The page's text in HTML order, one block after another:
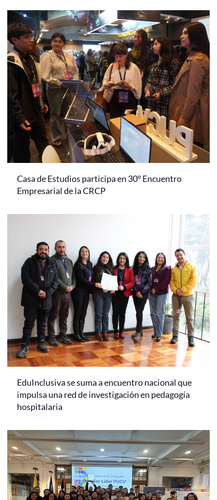
Casa de Estudios participa en 30° Encuentro
Empresarial de la CRCP
EduInclusiva se suma a encuentro nacional que
impulsa una red de investigación en pedagogía
hospitalaria